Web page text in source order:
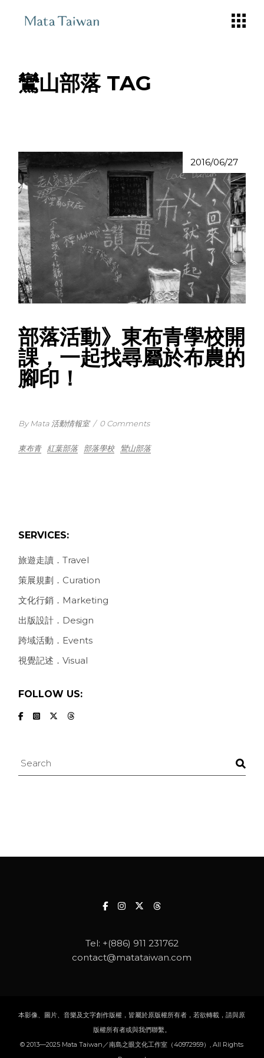
鸞山部落 TAG
2016/06/27
部落活動》東布青學校開
課，一起找尋屬於布農的
腳印！
By Mata 活動情報室 / 0 Comments
東布青 紅葉部落 部落學校 鸞山部落
SERVICES:
旅遊走讀．Travel
策展規劃．Curation
文化行銷．Marketing
出版設計．Design
跨域活動．Events
視覺記述．Visual
FOLLOW US:
Search
Tel: +(886) 911 231762
contact@matataiwan.com
本影像、圖片、音樂及文字創作版權，皆屬於原版權所有者，若欲轉載，請與原
版權所有者或與我們聯繫。
© 2013—2025 Mata Taiwan／南島之眼文化工作室（40972959）, All Rights